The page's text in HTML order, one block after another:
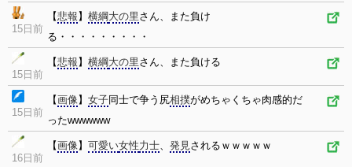
15日前
【悲報 】 横綱大の里さん、また負け
る・・・・・・・・・
15日前
【悲報 】 横綱大の里さん、また負ける
15日前
【画像】 女子同士で争う尻相撲がめちゃくちゃ肉感的だ
ったwwwwww
16日前
【画像】 可愛い女性力士、 発見されるｗｗｗｗｗ